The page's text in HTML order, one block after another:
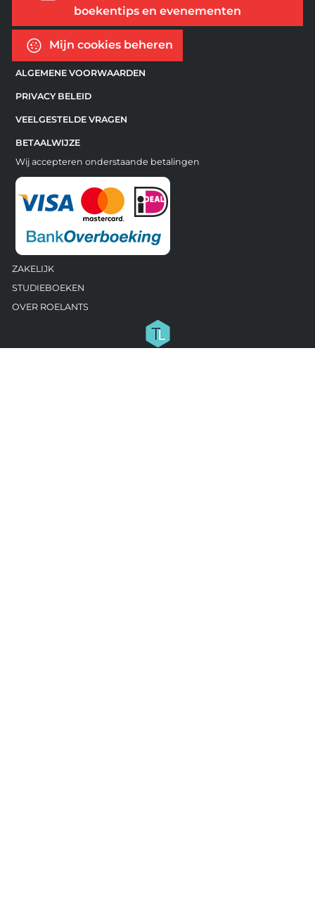
boekentips en evenementen
Mijn cookies beheren
ALGEMENE VOORWAARDEN
PRIVACY BELEID
VEELGESTELDE VRAGEN
BETAALWIJZE
Wij accepteren onderstaande betalingen
ZAKELIJK
STUDIEBOEKEN
OVER ROELANTS